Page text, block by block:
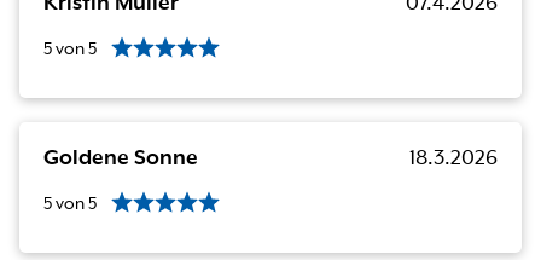
5von5
Goldene Sonne 18.3.2026
5von5